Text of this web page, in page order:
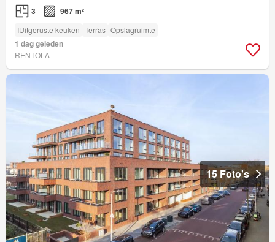
3 967 m²
IUitgeruste keuken Terras Opslagruimte
1 dag geleden
RENTOLA
15 Foto's